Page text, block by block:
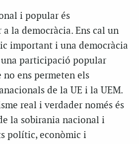
i popular és
la democràcia. Ens cal un
important i una democràcia
participació popular
no ens permeten els
de la UE i la UEM.
real i verdader només és
la sobirania nacional i
polític, econòmic i